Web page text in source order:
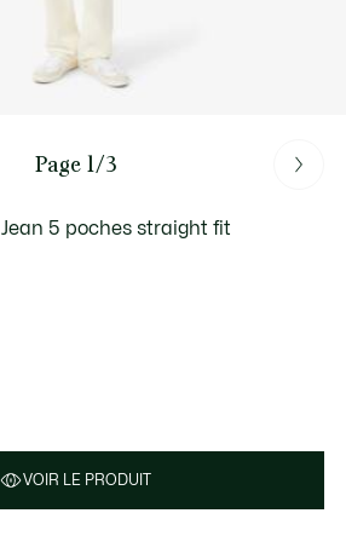
Page 1/3
Jean 5 poches straight fit
VOIR LE PRODUIT